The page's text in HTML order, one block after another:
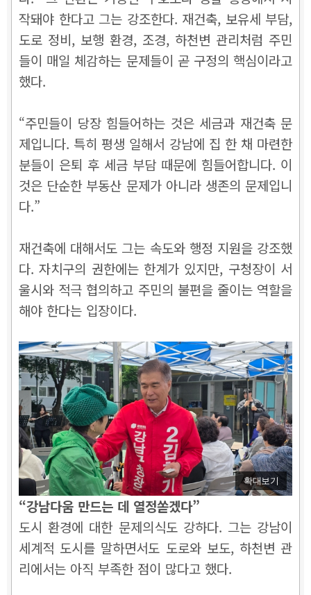
작돼야 한다고 그는 강조한다. 재건축, 보유세 부담,
도로 정비, 보행 환경, 조경, 하천변 관리처럼 주민
들이 매일 체감하는 문제들이 곧 구정의 핵심이라고
했다.
“주민들이 당장 힘들어하는 것은 세금과 재건축 문
제입니다. 특히 평생 일해서 강남에 집 한 채 마련한
분들이 은퇴 후 세금 부담 때문에 힘들어합니다. 이
것은 단순한 부동산 문제가 아니라 생존의 문제입니
다.”
재건축에 대해서도 그는 속도와 행정 지원을 강조했
다. 자치구의 권한에는 한계가 있지만, 구청장이 서
울시와 적극 협의하고 주민의 불편을 줄이는 역할을
해야 한다는 입장이다.
확대보기
“강남다움 만드는 데 열정쏟겠다”
도시 환경에 대한 문제의식도 강하다. 그는 강남이
세계적 도시를 말하면서도 도로와 보도, 하천변 관
리에서는 아직 부족한 점이 많다고 했다.